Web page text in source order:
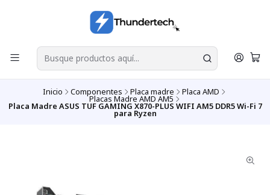
Inicio Componentes Placa madre Placa AMD
Placas Madre AMD AM5
Placa Madre ASUS TUF GAMING X870-PLUS WIFI AM5 DDR5 Wi-Fi 7
para Ryzen